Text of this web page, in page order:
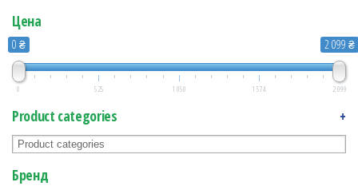
Цена
0 ₴ 2 099 ₴
0 525 1 050 1 574 2 099
Product categories +
Бренд